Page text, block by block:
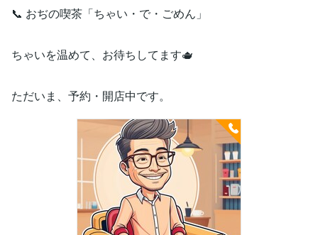
📞 おぢの喫茶「ちゃい・で・ごめん」
ちゃいを温めて、お待ちしてます🫖
ただいま、予約・開店中です。